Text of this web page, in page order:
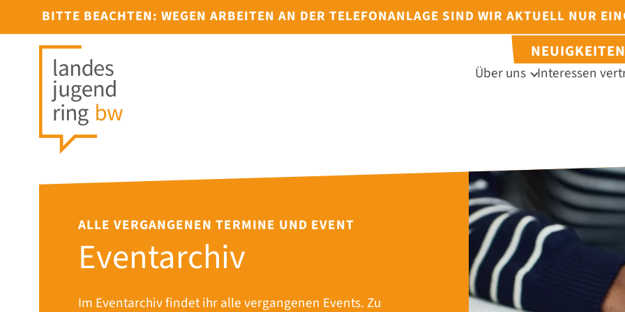
BITTE BEACHTEN: WEGEN ARBEITEN AN DER TELEFONANLAGE SIND WIR AKTUELL NUR
NEUIGKEITEN
Über uns Interessen
ALLE VERGANGENEN TERMINE UND EVENT
Eventarchiv
Im Eventarchiv findet ihr alle vergangenen Events. Zu